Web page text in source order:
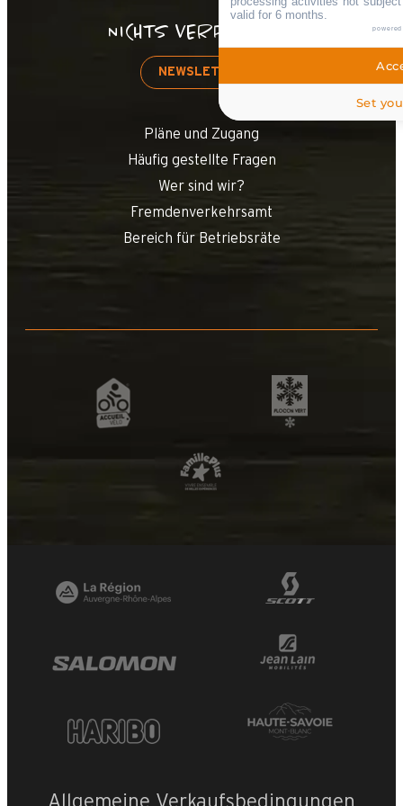
NICHTS VERPASSEN!
NEWSLETTER
Pläne und Zugang
Häufig gestellte Fragen
Wer sind wir?
Fremdenverkehrsamt
Bereich für Betriebsräte
Allgemeine Verkaufsbedingungen
valid for 6 months.
Set